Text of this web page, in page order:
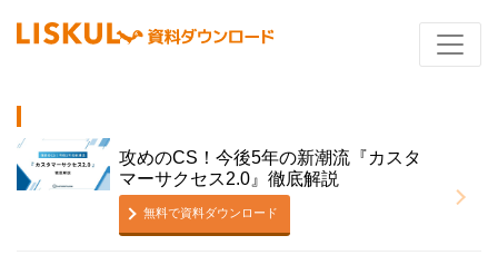
攻めのCS！今後5年の新潮流『カスタ
マーサクセス2.0』徹底解説
無料で資料ダウンロード